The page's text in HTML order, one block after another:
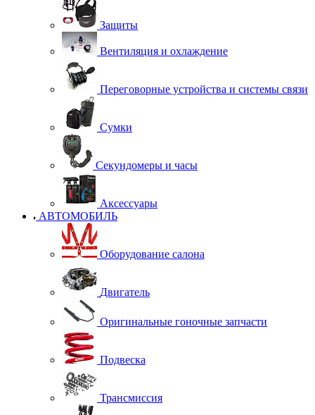
Защиты
Вентиляция и охлаждение
Переговорные устройства и системы связи
Сумки
Секундомеры и часы
Аксессуары
АВТОМОБИЛЬ
Оборудование салона
Двигатель
Оригинальные гоночные запчасти
Подвеска
Трансмиссия